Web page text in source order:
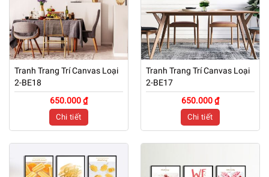
Tranh Trang Trí Canvas Loại
2-BE18
650.000 ₫
Chi tiết
Tranh Trang Trí Canvas Loại
2-BE17
650.000 ₫
Chi tiết